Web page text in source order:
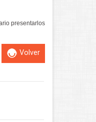
presentarlos
Volver